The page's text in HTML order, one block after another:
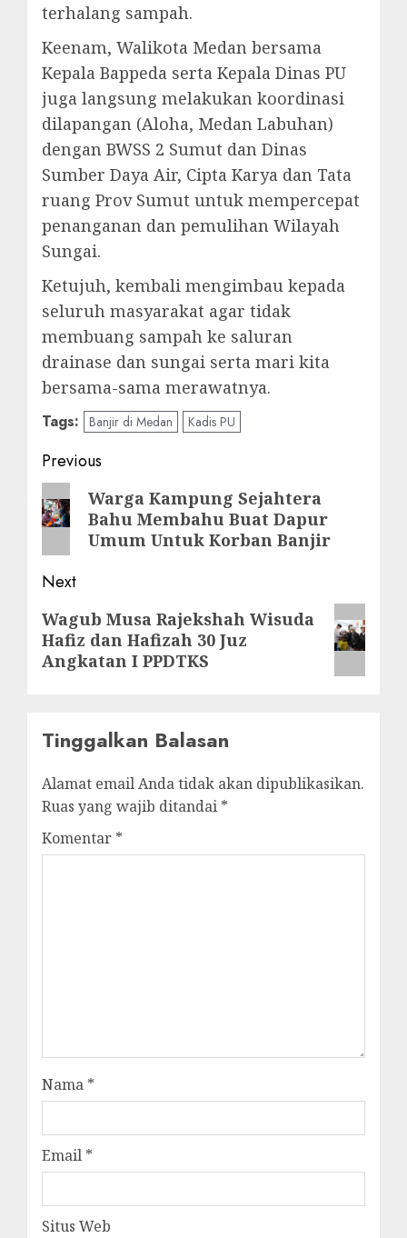
terhalang sampah.
Keenam, Walikota Medan bersama
Kepala Bappeda serta Kepala Dinas PU
juga langsung melakukan koordinasi
dilapangan (Aloha, Medan Labuhan)
dengan BWSS 2 Sumut dan Dinas
Sumber Daya Air, Cipta Karya dan Tata
ruang Prov Sumut untuk mempercepat
penanganan dan pemulihan Wilayah
Sungai.
Ketujuh, kembali mengimbau kepada
seluruh masyarakat agar tidak
membuang sampah ke saluran
drainase dan sungai serta mari kita
bersama-sama merawatnya.
Tags: Banjir di Medan Kadis PU
Post
navigation
Previous
Previous
post:
Warga Kampung Sejahtera
Bahu Membahu Buat Dapur
Umum Untuk Korban Banjir
Next
Next
post:
Wagub Musa Rajekshah Wisuda
Hafiz dan Hafizah 30 Juz
Angkatan I PPDTKS
Tinggalkan Balasan
Alamat email Anda tidak akan dipublikasikan.
Ruas yang wajib ditandai *
Komentar *
Nama *
Email *
Situs Web